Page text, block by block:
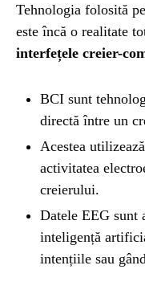
Tehnologia folosită
este încă o realitate
interfețele creier-
BCI sunt
directă între un
Acestea
activitatea
creierului.
Datele EEG sunt
inteligență
intențiile sau
Seriale
Espressor
poti debloca
Ai simțit
întâmplă